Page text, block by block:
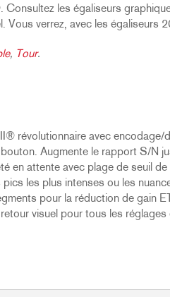
Consultez les égaliseurs
Vous verrez, avec les égaliseurs
, Tour.
révolutionnaire avec
Augmente le rapport S/N
en attente avec plage de seuil
les plus intenses ou les
pour la réduction de gain
visuel pour tous les réglages